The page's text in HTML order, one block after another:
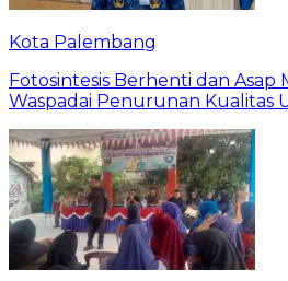
Kota Palembang
Fotosintesis Berhenti dan Asap
Waspadai Penurunan Kualitas